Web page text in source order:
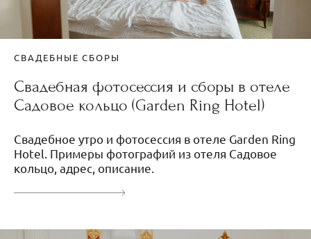
СВАДЕБНЫЕ СБОРЫ
Свадебная фотосессия и сборы в отеле
Садовое кольцо (Garden Ring Hotel)
Свадебное утро и фотосессия в отеле Garden Ring
Hotel. Примеры фотографий из отеля Садовое
кольцо, адрес, описание.